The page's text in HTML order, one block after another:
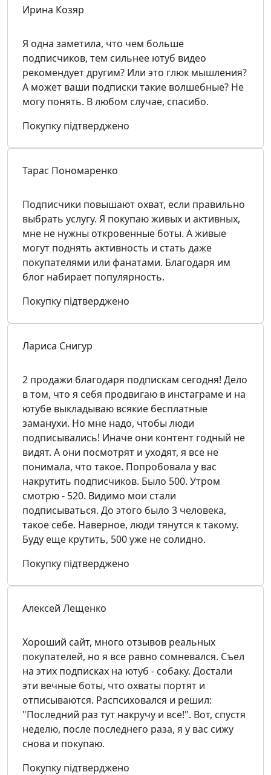
Ирина Козяр
Я одна заметила, что чем больше
подписчиков, тем сильнее ютуб видео
рекомендует другим? Или это глюк мышления?
А может ваши подписки такие волшебные? Не
могу понять. В любом случае, спасибо.
Покупку підтверджено
Тарас Пономаренко
Подписчики повышают охват, если правильно
выбрать услугу. Я покупаю живых и активных,
мне не нужны откровенные боты. А живые
могут поднять активность и стать даже
покупателями или фанатами. Благодаря им
блог набирает популярность.
Покупку підтверджено
Лариса Снигур
2 продажи благодаря подпискам сегодня! Дело
в том, что я себя продвигаю в инстаграме и на
ютубе выкладываю всякие бесплатные
заманухи. Но мне надо, чтобы люди
подписывались! Иначе они контент годный не
видят. А они посмотрят и уходят, я все не
понимала, что такое. Попробовала у вас
накрутить подписчиков. Было 500. Утром
смотрю - 520. Видимо мои стали
подписываться. До этого было 3 человека,
такое себе. Наверное, люди тянутся к такому.
Буду еще крутить, 500 уже не солидно.
Покупку підтверджено
Алексей Лещенко
Хороший сайт, много отзывов реальных
покупателей, но я все равно сомневался. Съел
на этих подписках на ютуб - собаку. Достали
эти вечные боты, что охваты портят и
отписываются. Распсиховался и решил:
"Последний раз тут накручу и все!". Вот, спустя
неделю, после последнего раза, я у вас сижу
снова и покупаю.
Покупку підтверджено